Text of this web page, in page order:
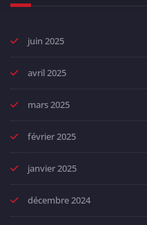
juin 2025
avril 2025
mars 2025
février 2025
janvier 2025
décembre 2024